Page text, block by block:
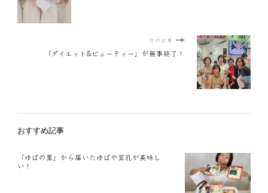
次の記事
「ダイエット&ビューティー」が無事終了！
おすすめ記事
「ゆばの里」から届いたゆばや豆乳が美味し
い！